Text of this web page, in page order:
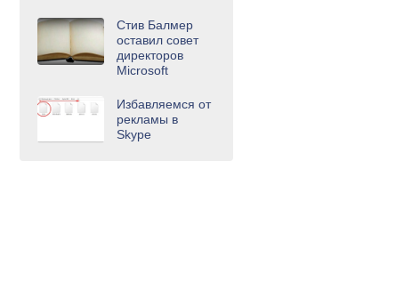
Стив Балмер
оставил совет
директоров
Microsoft
Избавляемся от
рекламы в
Skype